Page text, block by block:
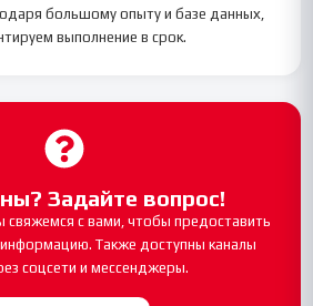
большому опыту и базе данных,
выполнение в срок.
Задайте вопрос!
свяжемся с вами, чтобы предоставить
Также доступны каналы
соцсети и мессенджеры.